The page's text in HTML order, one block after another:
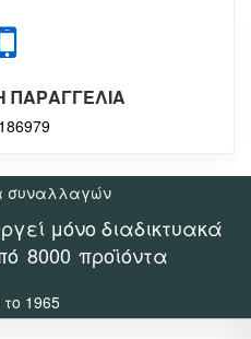
ΠΑΡΑΓΓΕΛΙΑ
μόνο διαδικτυακά
8000 προϊόντα